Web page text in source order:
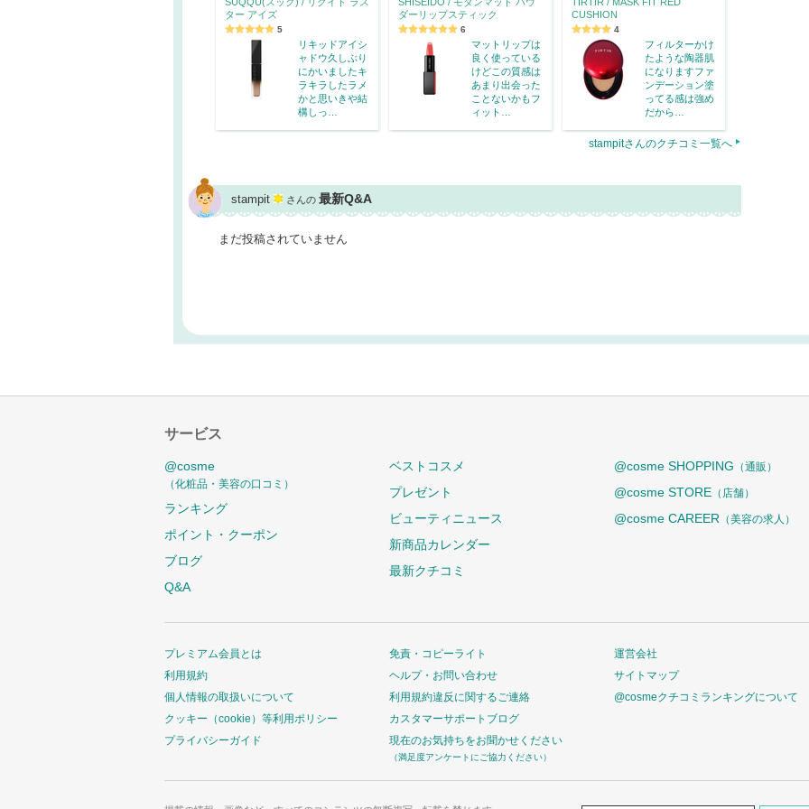
ター アイズ
5
リキッドアイシ
ャドウ久しぶり
にかいましたキ
ラキラしたラメ
かと思いきや結
構しっ…
ダーリップスティック
6
マットリップは
良く使っている
けどこの質感は
あまり出会った
ことないかもフ
ィット…
CUSHION
4
フィルターかけ
たような陶器肌
になりますファ
ンデーション塗
ってる感は強め
だから…
stampitさんのクチコミ一覧へ
stampit さんの 最新Q&A
まだ投稿されていません
サービス
@cosme
（化粧品・美容の口コミ）
ランキング
ポイント・クーポン
ブログ
Q&A
ベストコスメ
プレゼント
ビューティニュース
新商品カレンダー
最新クチコミ
@cosme SHOPPING （通販）
@cosme STORE （店舗）
@cosme CAREER （美容の求人）
プレミアム会員とは
利用規約
個人情報の取扱いについて
クッキー（cookie）等利用ポリシー
プライバシーガイド
免責・コピーライト
ヘルプ・お問い合わせ
利用規約違反に関するご連絡
カスタマーサポートブログ
現在のお気持ちをお聞かせください
（満足度アンケートにご協力ください）
運営会社
サイトマップ
@cosmeクチコミランキングについて